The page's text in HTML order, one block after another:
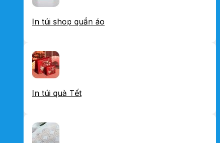
In túi shop quần áo
In túi quà Tết